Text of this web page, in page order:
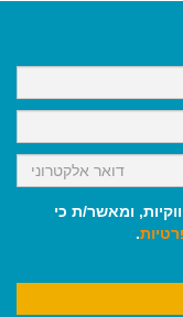
k
ומאשר/ת כי
.